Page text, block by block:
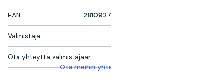
EAN 2810927
Valmistaja
Ota yhteyttä valmistajaan
Ota meihin yhteyttä saadaksesi lisätietoja